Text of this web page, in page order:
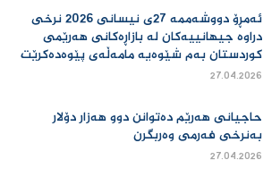
ئەمڕۆ دووشەممە 27ی نیسانی 2026 نرخی
دراوە جیهانییەكان لە بازاڕەكانی هەرێمی
كوردستان بەم شێوەیە مامەڵەی پێوەدەكرێت
27.04.2026
حاجیانی هەرێم دەتوانن دوو هەزار دۆلار
بەنرخی فەرمی وەربگرن
27.04.2026